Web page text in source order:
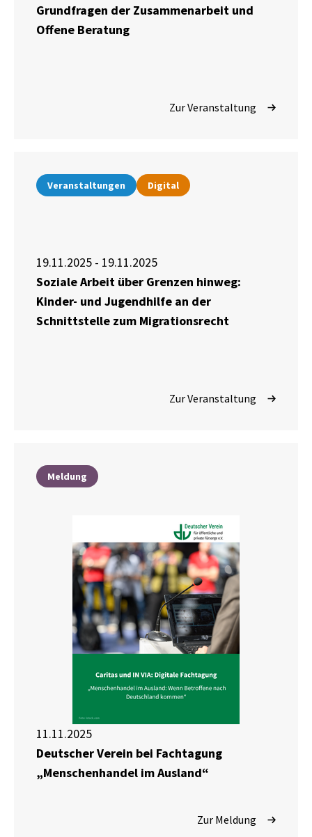
Grundfragen der Zusammenarbeit und
Offene Beratung
Zur Veranstaltung
Veranstaltungen Digital
19.11.2025 - 19.11.2025
Soziale Arbeit über Grenzen hinweg:
Kinder- und Jugendhilfe an der
Schnittstelle zum Migrationsrecht
Zur Veranstaltung
Meldung
11.11.2025
Deutscher Verein bei Fachtagung
„Menschenhandel im Ausland“
Zur Meldung